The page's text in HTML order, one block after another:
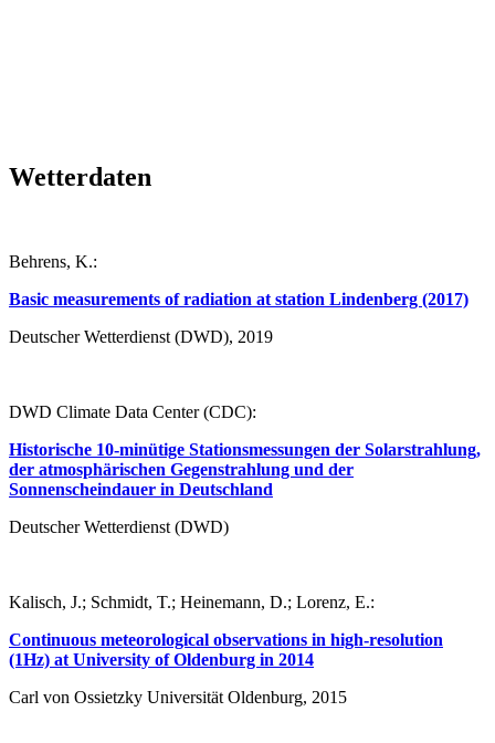
Wetterdaten
Behrens, K.:
Basic measurements of radiation at station Lindenberg (2017)
Deutscher Wetterdienst (DWD), 2019
DWD Climate Data Center (CDC):
Historische 10-minütige Stationsmessungen der Solarstrahlung,
der atmosphärischen Gegenstrahlung und der
Sonnenscheindauer in Deutschland
Deutscher Wetterdienst (DWD)
Kalisch, J.; Schmidt, T.; Heinemann, D.; Lorenz, E.:
Continuous meteorological observations in high-resolution
(1Hz) at University of Oldenburg in 2014
Carl von Ossietzky Universität Oldenburg, 2015